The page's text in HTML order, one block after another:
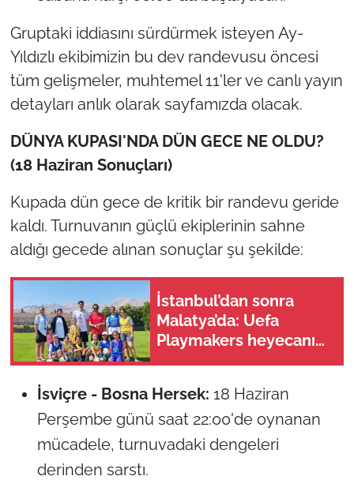
Gruptaki iddiasını sürdürmek isteyen Ay-
Yıldızlı ekibimizin bu dev randevusu öncesi
tüm gelişmeler, muhtemel 11'ler ve canlı yayın
detayları anlık olarak sayfamızda olacak.
DÜNYA KUPASI'NDA DÜN GECE NE OLDU?
(18 Haziran Sonuçları)
Kupada dün gece de kritik bir randevu geride
kaldı. Turnuvanın güçlü ekiplerinin sahne
aldığı gecede alınan sonuçlar şu şekilde:
İstanbul’dan sonra
Malatya’da: Uefa
Playmakers heyecanı
İsviçre - Bosna Hersek: 18 Haziran
Perşembe günü saat 22:00'de oynanan
mücadele, turnuvadaki dengeleri
derinden sarstı.